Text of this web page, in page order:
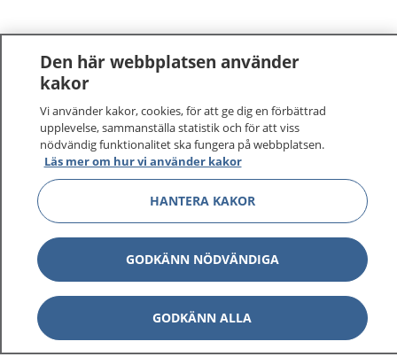
Den här webbplatsen använder
kakor
Vi använder kakor, cookies, för att ge dig en förbättrad
upplevelse, sammanställa statistik och för att viss
nödvändig funktionalitet ska fungera på webbplatsen.
Läs mer om hur vi använder kakor
HANTERA KAKOR
GODKÄNN NÖDVÄNDIGA
GODKÄNN ALLA